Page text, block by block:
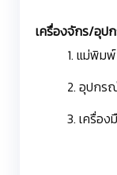
เครื่องจักร/อุป
1. แม่พิม
2. อุปกร
3. เครื่อ